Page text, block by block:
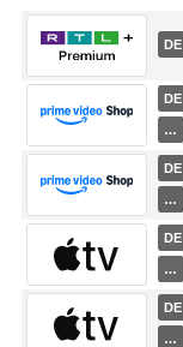
DE
DE
…
DE
…
DE
…
DE
…